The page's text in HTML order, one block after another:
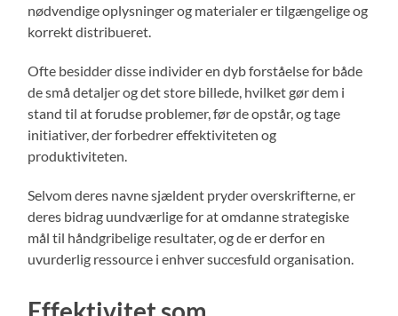
nødvendige oplysninger og materialer er tilgængelige og
korrekt distribueret.
Ofte besidder disse individer en dyb forståelse for både
de små detaljer og det store billede, hvilket gør dem i
stand til at forudse problemer, før de opstår, og tage
initiativer, der forbedrer effektiviteten og
produktiviteten.
Selvom deres navne sjældent pryder overskrifterne, er
deres bidrag uundværlige for at omdanne strategiske
mål til håndgribelige resultater, og de er derfor en
uvurderlig ressource i enhver succesfuld organisation.